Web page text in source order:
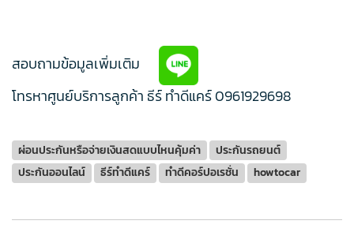
สอบถามข้อมูลเพิ่มเติม
โทรหาศูนย์บริการลูกค้า ธีร์ ทำดีแคร์0961929698
ผ่อนประกันหรือจ่ายเงินสดแบบไหนคุ้มค่า
ประกันรถยนต์
ประกันออนไลน์
ธีร์ทำดีแคร์ ทำดีคอร์ปอเรชั่น howtocar